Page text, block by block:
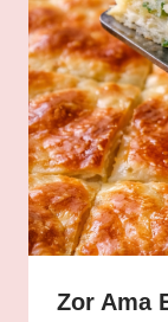
Zor Ama